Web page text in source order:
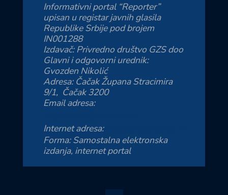
Informativni portal “Reporter”
upisan u registar javnih glasila
Republike Srbije pod brojem
IN001288
Izdavač: Privredno društvo GZS doo
Glavni i odgovorni urednik:
Gvozden Nikolić
Adresa: Čačak Župana Stracimira
9/1, Čačak 3200
Email adresa:
Internet adresa:
Forma: Samostalna elektronska
izdanja, internet portal